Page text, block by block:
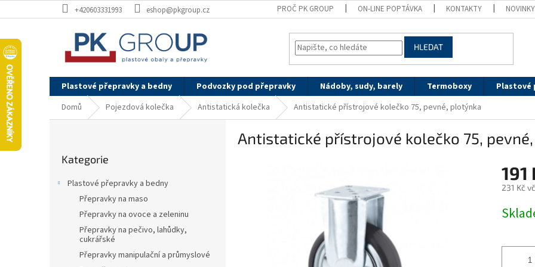
na
+420603331993 eshop@pkgroup.cz PROČ PK GROUP ON-LINE POPTÁVKA KONTAKTY NOVINKY
HLEDAT
Plastové přepravky a bedny Podvozky pod přepravky Nádoby, sudy, barely Termoboxy Plastové
Domů
Pojezdová kolečka Antistatická kolečka Antistatické přístrojové kolečko 75, pevné, plotýnka
kategorie
Kategorie
Plastové přepravky a bedny
Přepravky na maso
Přepravky na ovoce a zeleninu
Přepravky na pečivo, lahůdky,
cukrářské
Přepravky manipulační a průmyslové
Antistatické přístrojové kolečko 75,
191
231 Kč
cena: